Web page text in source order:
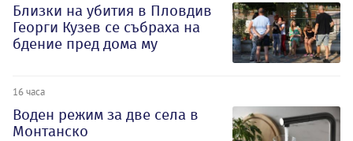
Близки на убития в Пловдив
Георги Кузев се събраха на
бдение пред дома му
16 часа
Воден режим за две села в
Монтанско